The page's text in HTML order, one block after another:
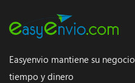
Easyenvio mantiene su
tiempo y dinero